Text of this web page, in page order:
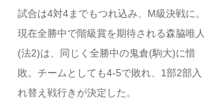
試合は4対4までもつれ込み、M級決戦に。
現在全勝中で階級賞を期待される森脇唯人
(法2)は、同じく全勝中の鬼倉(駒大)に惜
敗。チームとしても4-5で敗れ、1部2部入
れ替え戦行きが決定した。